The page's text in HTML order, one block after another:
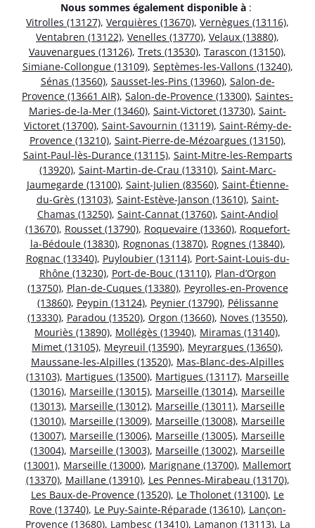
Nous sommes également disponible à :
Vitrolles (13127), Verquières (13670), Vernègues (13116),
Ventabren (13122), Venelles (13770), Velaux (13880),
Vauvenargues (13126), Trets (13530), Tarascon (13150),
Simiane-Collongue (13109), Septèmes-les-Vallons (13240),
Sénas (13560), Sausset-les-Pins (13960), Salon-de-
Provence (13661 AIR), Salon-de-Provence (13300), Saintes-
Maries-de-la-Mer (13460), Saint-Victoret (13730), Saint-
Victoret (13700), Saint-Savournin (13119), Saint-Rémy-de-
Provence (13210), Saint-Pierre-de-Mézoargues (13150),
Saint-Paul-lès-Durance (13115), Saint-Mitre-les-Remparts
(13920), Saint-Martin-de-Crau (13310), Saint-Marc-
Jaumegarde (13100), Saint-Julien (83560), Saint-Étienne-
du-Grès (13103), Saint-Estève-Janson (13610), Saint-
Chamas (13250), Saint-Cannat (13760), Saint-Andiol
(13670), Rousset (13790), Roquevaire (13360), Roquefort-
la-Bédoule (13830), Rognonas (13870), Rognes (13840),
Rognac (13340), Puyloubier (13114), Port-Saint-Louis-du-
Rhône (13230), Port-de-Bouc (13110), Plan-d’Orgon
(13750), Plan-de-Cuques (13380), Peyrolles-en-Provence
(13860), Peypin (13124), Peynier (13790), Pélissanne
(13330), Paradou (13520), Orgon (13660), Noves (13550),
Mouriès (13890), Mollégès (13940), Miramas (13140),
Mimet (13105), Meyreuil (13590), Meyrargues (13650),
Maussane-les-Alpilles (13520), Mas-Blanc-des-Alpilles
(13103), Martigues (13500), Martigues (13117), Marseille
(13016), Marseille (13015), Marseille (13014), Marseille
(13013), Marseille (13012), Marseille (13011), Marseille
(13010), Marseille (13009), Marseille (13008), Marseille
(13007), Marseille (13006), Marseille (13005), Marseille
(13004), Marseille (13003), Marseille (13002), Marseille
(13001), Marseille (13000), Marignane (13700), Mallemort
(13370), Maillane (13910), Les Pennes-Mirabeau (13170),
Les Baux-de-Provence (13520), Le Tholonet (13100), Le
Rove (13740), Le Puy-Sainte-Réparade (13610), Lançon-
Provence (13680), Lambesc (13410), Lamanon (13113), La